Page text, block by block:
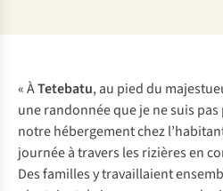
« ÀTetebatu, au pied du
une randonnée que je ne suis pas
notre hébergement chez
journée à travers les rizières en
Des familles y travaillaient